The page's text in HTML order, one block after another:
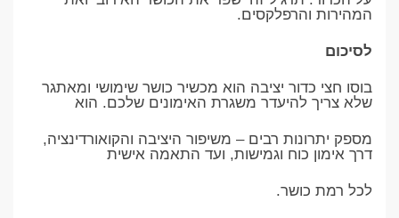
המהירות והרפלקסים.
לסיכום
בוסו חצי כדור יציבה הוא מכשיר כושר שימושי ומאתגר
שלא צריך להיעדר משגרת האימונים שלכם. הוא
מספק יתרונות רבים – משיפור היציבה והקואורדינציה,
דרך אימון כוח וגמישות, ועד התאמה אישית
לכל רמת כושר.